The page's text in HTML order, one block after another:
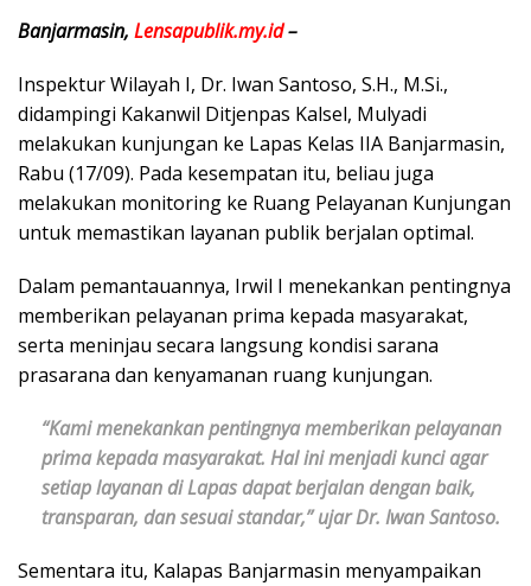
Banjarmasin, Lensapublik.my.id–
Inspektur Wilayah I, Dr. Iwan Santoso, S.H., M.Si.,
didampingi Kakanwil Ditjenpas Kalsel, Mulyadi
melakukan kunjungan ke Lapas Kelas IIA Banjarmasin,
Rabu (17/09). Pada kesempatan itu, beliau juga
melakukan monitoring ke Ruang Pelayanan Kunjungan
untuk memastikan layanan publik berjalan optimal.
Dalam pemantauannya, Irwil I menekankan pentingnya
memberikan pelayanan prima kepada masyarakat,
serta meninjau secara langsung kondisi sarana
prasarana dan kenyamanan ruang kunjungan.
“Kami menekankan pentingnya memberikan pelayanan
prima kepada masyarakat. Hal ini menjadi kunci agar
setiap layanan di Lapas dapat berjalan dengan baik,
transparan, dan sesuai standar,” ujar Dr. Iwan Santoso.
Sementara itu, Kalapas Banjarmasin menyampaikan